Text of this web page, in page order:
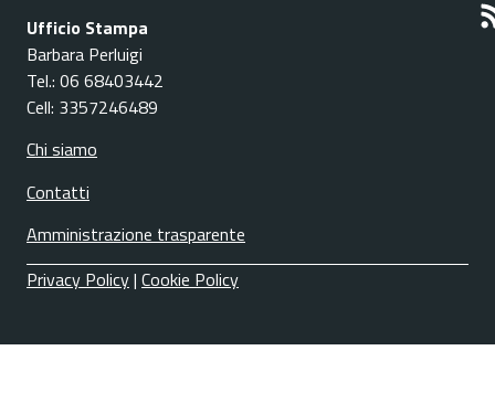
Ufficio Stampa
Barbara Perluigi
Tel.: 06 68403442
Cell: 3357246489
Chi siamo
Contatti
Amministrazione trasparente
Privacy Policy| Cookie Policy